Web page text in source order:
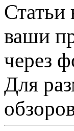
Статьи
ваши
через
Для